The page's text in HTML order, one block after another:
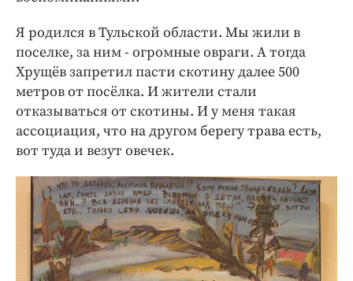
Я родился в Тульской области. Мы жили в
поселке, за ним - огромные овраги. А тогда
Хрущёв запретил пасти скотину далее 500
метров от посёлка. И жители стали
отказываться от скотины. И у меня такая
ассоциация, что на другом берегу трава есть,
вот туда и везут овечек.